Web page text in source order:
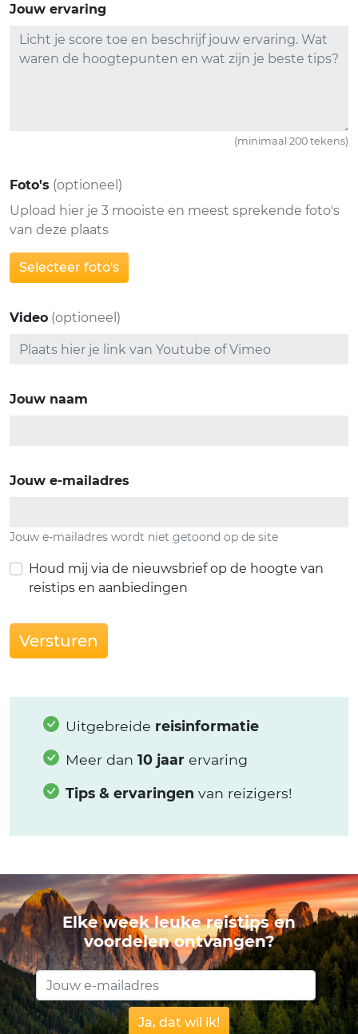
Jouw ervaring
(minimaal 200 tekens)
Foto's (optioneel)
Upload hier je 3 mooiste en meest sprekende foto's
van deze plaats
Selecteer foto's
Video (optioneel)
Jouw naam
Jouw e-mailadres
Jouw e-mailadres wordt niet getoond op de site
Houd mij via de nieuwsbrief op de hoogte van
reistips en aanbiedingen
Versturen
Uitgebreide reisinformatie
Meer dan 10 jaar ervaring
Tips & ervaringen van reizigers!
Elke week leuke reistips en
voordelen ontvangen?
Ja, dat wil ik!